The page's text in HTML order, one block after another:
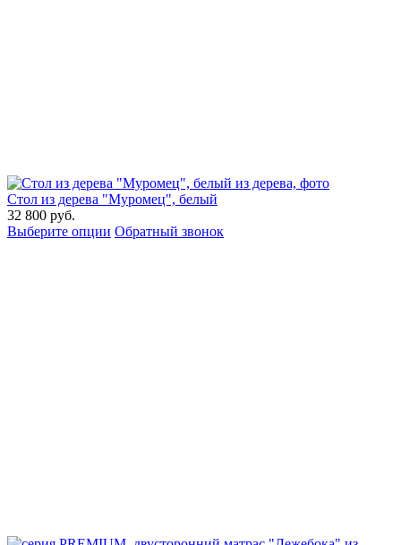
Стол из дерева "Муромец", белый
32 800 руб.
Выберите опции Обратный звонок